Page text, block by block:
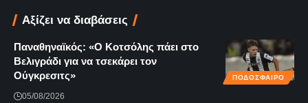
Αξίζει να διαβάσεις
ΠΟΔΟΣΦΑΙΡΟ
Παναθηναϊκός: «Ο Κοτσόλης πάει στο
Βελιγράδι για να τσεκάρει τον
Ούγκρεσιτς»
05/08/2026